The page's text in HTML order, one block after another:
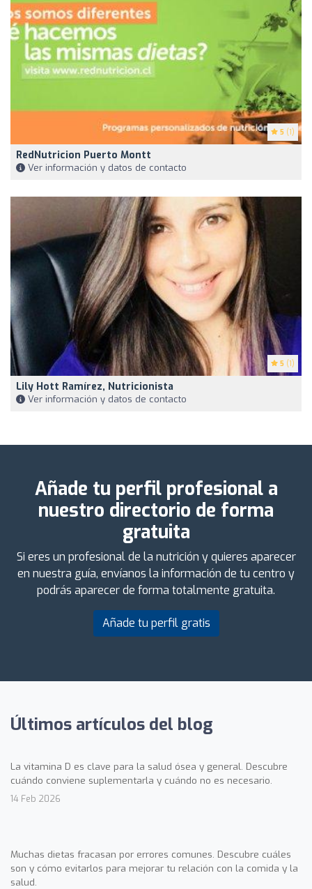
5 (1)
RedNutricion Puerto Montt
Ver información y datos de contacto
5 (1)
Lily Hott Ramírez, Nutricionista
Ver información y datos de contacto
Añade tu perfil profesional a
nuestro directorio de forma
gratuita
Si eres un profesional de la nutrición y quieres aparecer
en nuestra guía, envíanos la información de tu centro y
podrás aparecer de forma totalmente gratuita.
Añade tu perfil gratis
Últimos artículos del blog
La vitamina D es clave para la salud ósea y general. Descubre
cuándo conviene suplementarla y cuándo no es necesario.
14 Feb 2026
Muchas dietas fracasan por errores comunes. Descubre cuáles
son y cómo evitarlos para mejorar tu relación con la comida y la
salud.